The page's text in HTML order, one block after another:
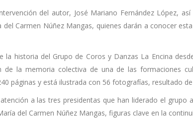
del autor, José Mariano Fernández López,
del Carmen Núñez Mangas, quienes darán a conocer
la historia del Grupo de Coros y Danzas La Encina
de la memoria colectiva de una de las formaciones
páginas y está ilustrada con 56 fotografías, resultado
a las tres presidentas que han liderado el grupo
del Carmen Núñez Mangas, figuras clave en la